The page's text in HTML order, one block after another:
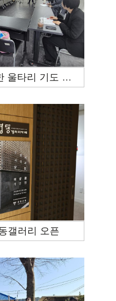
'26 교회학교 한 울타리 기도 모임
갤러리 오픈